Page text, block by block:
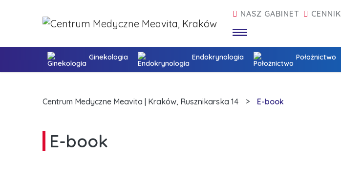
NASZ GABINET CENNIK
Ginekologia Endokrynologia Położnictwo
Centrum Medyczne Meavita | Kraków, Rusznikarska 14 E-book
E-book